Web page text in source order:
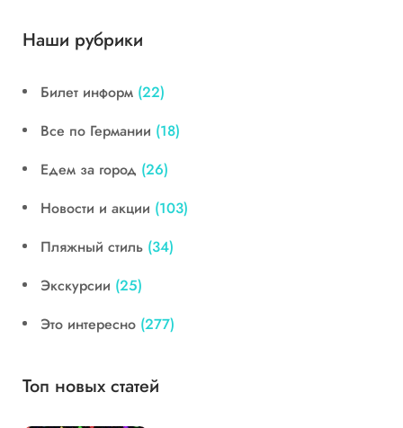
Наши рубрики
Билет информ (22)
Все по Германии (18)
Едем за город (26)
Новости и акции (103)
Пляжный стиль (34)
Экскурсии (25)
Это интересно (277)
Топ новых статей